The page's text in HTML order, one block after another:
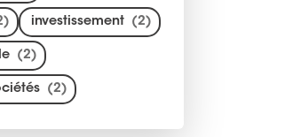
investissement (2)
(2)
(2)